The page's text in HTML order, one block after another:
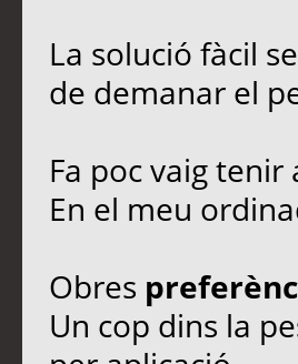
La solució fàcil
de demanar el
Fa poc vaig
En el meu
Obres
Un cop dins la